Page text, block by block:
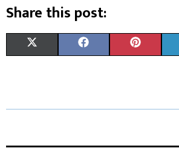
Share this post:
W E T